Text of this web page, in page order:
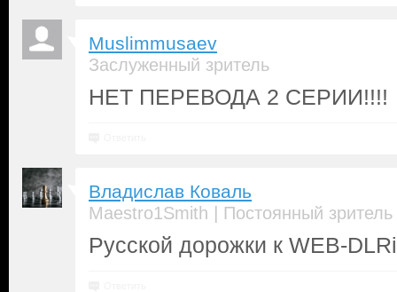
Muslimmusaev
Заслуженный зритель
НЕТ ПЕРЕВОДА 2 СЕРИИ!!!!
Владислав Коваль
Maestro1Smith | Постоянный зритель
Русской дорожки к WEB-